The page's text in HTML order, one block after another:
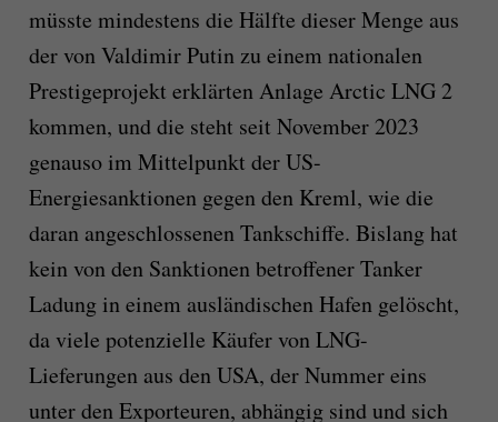
müsste mindestens die Hälfte dieser Menge aus
der von Valdimir Putin zu einem nationalen
Prestigeprojekt erklärten Anlage Arctic LNG 2
kommen, und die steht seit November 2023
genauso im Mittelpunkt der US-
Energiesanktionen gegen den Kreml, wie die
daran angeschlossenen Tankschiffe. Bislang hat
kein von den Sanktionen betroffener Tanker
Ladung in einem ausländischen Hafen gelöscht,
da viele potenzielle Käufer von LNG-
Lieferungen aus den USA, der Nummer eins
unter den Exporteuren, abhängig sind und sich